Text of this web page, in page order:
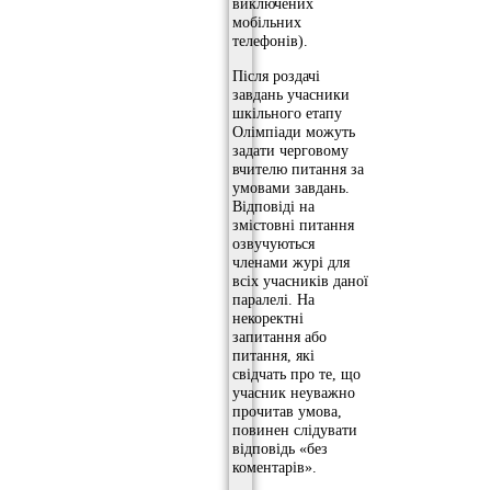
мобільних
телефонів).
Після роздачі
завдань учасники
шкільного етапу
Олімпіади можуть
задати черговому
вчителю питання за
умовами завдань.
Відповіді на
змістовні питання
озвучуються
членами журі для
всіх учасників даної
паралелі. На
некоректні
запитання або
питання, які
свідчать про те, що
учасник неуважно
прочитав умова,
повинен слідувати
відповідь «без
коментарів».